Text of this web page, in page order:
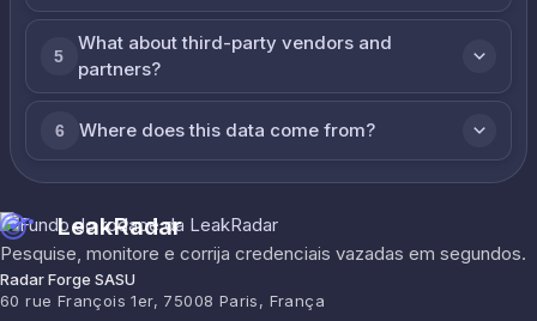
5
What about third-party vendors and
partners?
6 Where does this data come from?
LeakRadar
Pesquise, monitore e corrija credenciais vazadas em segundos.
Radar Forge SASU
60 rue François 1er, 75008 Paris, França